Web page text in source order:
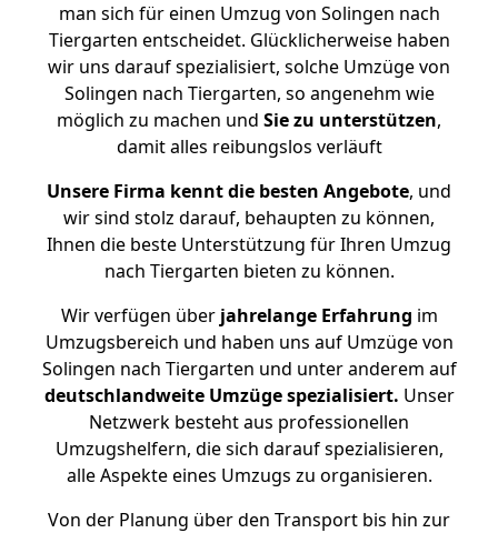
man sich für einen Umzug von Solingen nach
Tiergarten entscheidet. Glücklicherweise haben
wir uns darauf spezialisiert, solche Umzüge von
Solingen nach Tiergarten, so angenehm wie
möglich zu machen und Sie zu unterstützen,
damit alles reibungslos verläuft
Unsere Firma kennt die besten Angebote, und
wir sind stolz darauf, behaupten zu können,
Ihnen die beste Unterstützung für Ihren Umzug
nach Tiergarten bieten zu können.
Wir verfügen überjahrelange Erfahrung im
Umzugsbereich und haben uns auf Umzüge von
Solingen nach Tiergarten und unter anderem auf
deutschlandweite Umzüge spezialisiert. Unser
Netzwerk besteht aus professionellen
Umzugshelfern, die sich darauf spezialisieren,
alle Aspekte eines Umzugs zu organisieren.
Von der Planung über den Transport bis hin zur